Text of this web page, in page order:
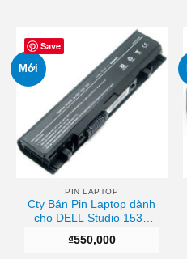
Save
Mới
PIN LAPTOP
Cty Bán Pin Laptop dành
cho DELL Studio 1535
₫550,000